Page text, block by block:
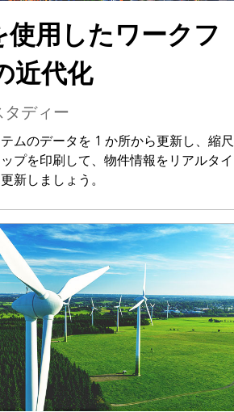
使用したワークフ
近代化
ディー
ムのデータを 1 か所から更新し、縮尺
プを印刷して、物件情報をリアルタイ
新しましょう。